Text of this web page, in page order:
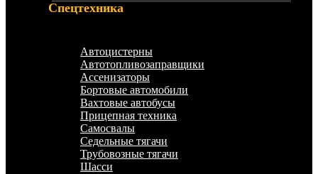
Спецтехника
Автоцистерны
Автотопливозаправщики
Ассенизаторы
Бортовые автомобили
Вахтовые автобусы
Прицепная техника
Самосвалы
Седельные тягачи
Трубовозные тягачи
Шасси